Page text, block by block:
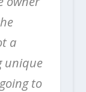
a
unique
to